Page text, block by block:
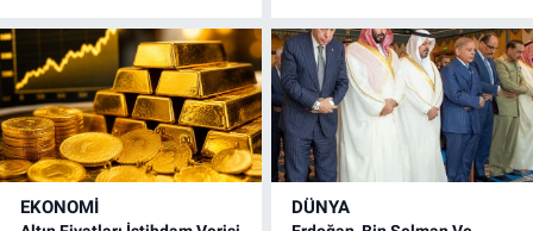
EKONOMİ DÜNYA